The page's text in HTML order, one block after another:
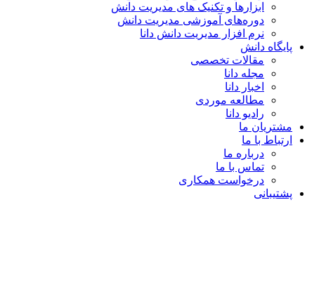
ابزارها و تکنیک‌ های مدیریت دانش
دوره‌های آموزشی مدیریت دانش
نرم افزار مدیریت دانش دانا
پایگاه دانش
مقالات تخصصی
مجله دانا
اخبار دانا
مطالعه موردی
رادیو دانا
مشتریان ما
ارتباط با ما
درباره ما
تماس با ما
درخواست همکاری
پشتیبانی